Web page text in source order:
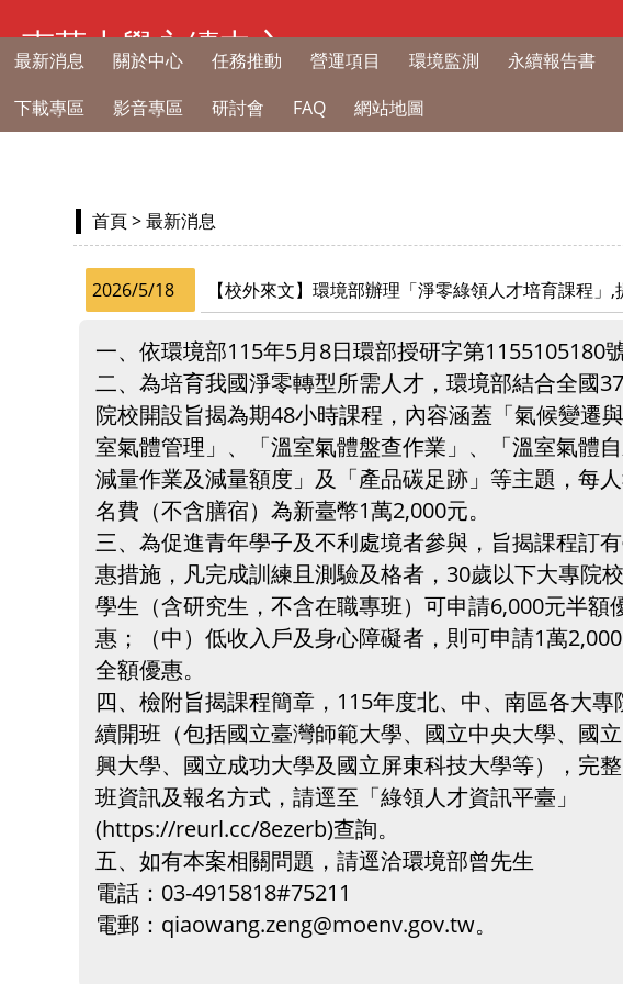
南華大學永續中心
最新消息 關於中心 任務推動 營運項目 環境監測 永續報告書
下載專區
影音專區 研討會 FAQ 網站地圖
首頁> 最新消息
2026/5/18 【校外來文】環境部辦理「淨零綠領人才培育課程
一、依環境部115年5月8日環部授研字第1155105180號
二、為培育我國淨零轉型所需人才，環境部結合全國
院校開設旨揭為期48小時課程，內容涵蓋「氣候變遷
室氣體管理」、「溫室氣體盤查作業」、「溫室氣體
減量作業及減量額度」及「產品碳足跡」等主題，每
名費（不含膳宿）為新臺幣1萬2,000元。
三、為促進青年學子及不利處境者參與，旨揭課程訂
惠措施，凡完成訓練且測驗及格者，30歲以下大專院
學生（含研究生，不含在職專班）可申請6,000元半額
惠；（中）低收入戶及身心障礙者，則可申請1萬
全額優惠。
四、檢附旨揭課程簡章，115年度北、中、南區各大專
續開班（包括國立臺灣師範大學、國立中央大學、國
興大學、國立成功大學及國立屏東科技大學等），完
班資訊及報名方式，請逕至「綠領人才資訊平臺」
(https://reurl.cc/8ezerb)查詢。
五、如有本案相關問題，請逕洽環境部曾先生
電話：03-4915818#75211
電郵：qiaowang.zeng@moenv.gov.tw。